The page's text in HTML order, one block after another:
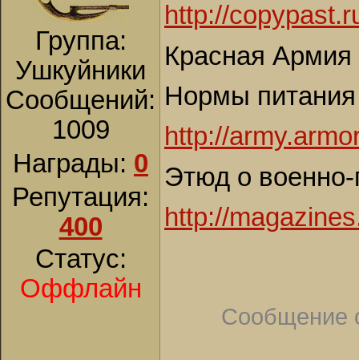
Группа:
Ушкуйники
Сообщений:
1009
Награды: 0
Репутация:
400
Статус:
Оффлайн
http://
Красная
Нормы
http://
Этюд о военно-
http://
Сообщение